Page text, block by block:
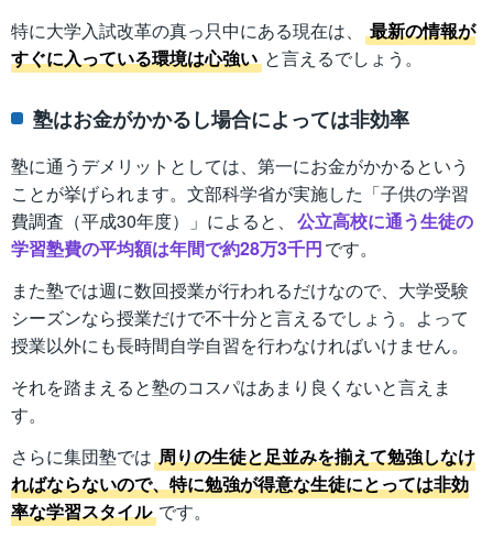
特に大学入試改革の真っ只中にある現在は、
最新の情報が
すぐに入っている環境は心強い と言えるでしょう。
塾はお金がかかるし場合によっては非効率
塾に通うデメリットとしては、第一にお金がかかるという
ことが挙げられます。文部科学省が実施した「子供の学習
費調査（平成30年度）」によると、 公立高校に通う生徒の
学習塾費の平均額は年間で約28万3千円です。
また塾では週に数回授業が行われるだけなので、大学受験
シーズンなら授業だけで不十分と言えるでしょう。よって
授業以外にも長時間自学自習を行わなければいけません。
それを踏まえると塾のコスパはあまり良くないと言えま
す。
さらに集団塾では 周りの生徒と足並みを揃えて勉強しなけ
ればならないので、特に勉強が得意な生徒にとっては非効
率な学習スタイル です。